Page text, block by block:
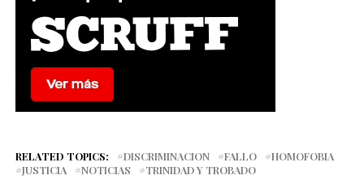
RELATED TOPICS: DISCRIMINACION FALLO
HOMOFOBIA
JUSTICIA
NOTICIAS TRINIDAD Y TROBADO